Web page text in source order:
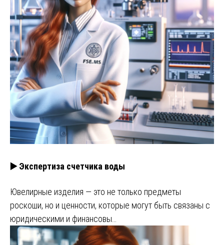
▶️ Экспертиза счетчика воды
Ювелирные изделия — это не только предметы
роскоши, но и ценности, которые могут быть связаны с
юридическими и финансовы…